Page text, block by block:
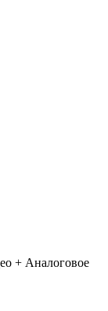
+ Аналоговое